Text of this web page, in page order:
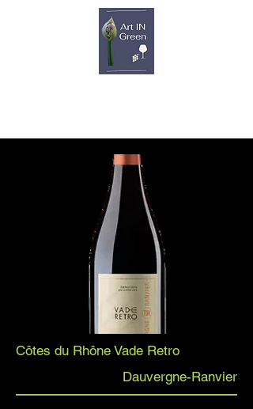
Côtes du Rhône Vade Retro
Dauvergne-Ranvier